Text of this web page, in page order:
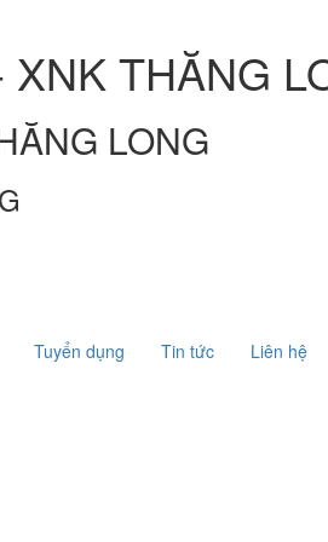
THĂNG
LONG
Tuyển dụng Tin tức Liên hệ